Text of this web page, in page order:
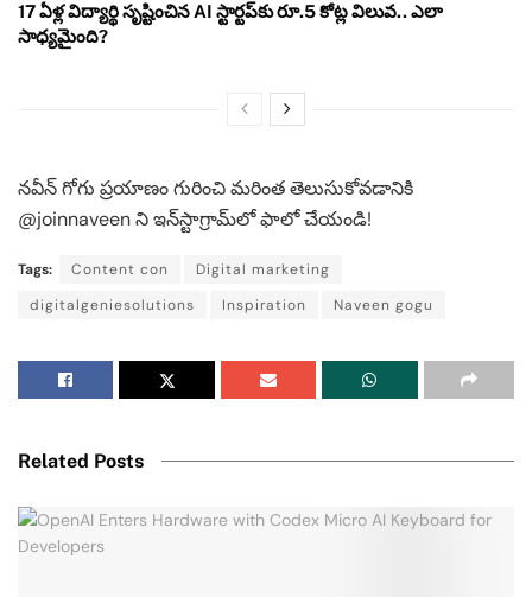
17 ఏళ్ల విద్యార్థి సృష్టించిన AI స్టార్టప్‌కు రూ.5 కోట్ల విలువ.. ఎలా
సాధ్యమైంది?
నవీన్ గోగు ప్రయాణం గురించి మరింత తెలుసుకోవడానికి
@joinnaveen ని ఇన్‌స్టాగ్రామ్‌లో ఫాలో చేయండి!
Tags: Content con
Digital marketing
digitalgeniesolutions
Inspiration Naveen gogu
Related Posts